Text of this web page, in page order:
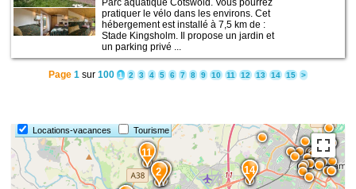
Parc aquatique Cotswold. Vous pourrez
pratiquer le vélo dans les environs. Cet
hébergement est installé à 7,5 km de :
Stade Kingsholm. Il propose un jardin et
un parking privé ...
Page 1 sur 100 1 2 3 4 5 6 7 8 9 10 11 12 13 14 15 >
Locations-vacances Tourisme
14
11
21